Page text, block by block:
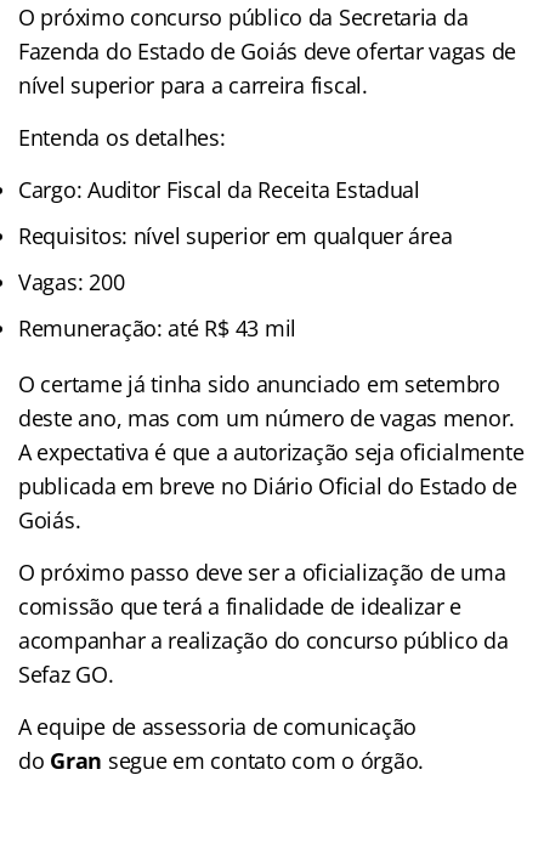
O próximo concurso público da Secretaria da
Fazenda do Estado de Goiás deve ofertar vagas de
nível superior para a carreira fiscal.
Entenda os detalhes:
Cargo: Auditor Fiscal da Receita Estadual
Requisitos: nível superior em qualquer área
Vagas: 200
Remuneração: até R$ 43 mil
O certame já tinha sido anunciado em setembro
deste ano, mas com um número de vagas menor.
A expectativa é que a autorização seja oficialmente
publicada em breve no Diário Oficial do Estado de
Goiás.
O próximo passo deve ser a oficialização de uma
comissão que terá a finalidade de idealizar e
acompanhar a realização do concurso público da
Sefaz GO.
A equipe de assessoria de comunicação
do Gran segue em contato com o órgão.